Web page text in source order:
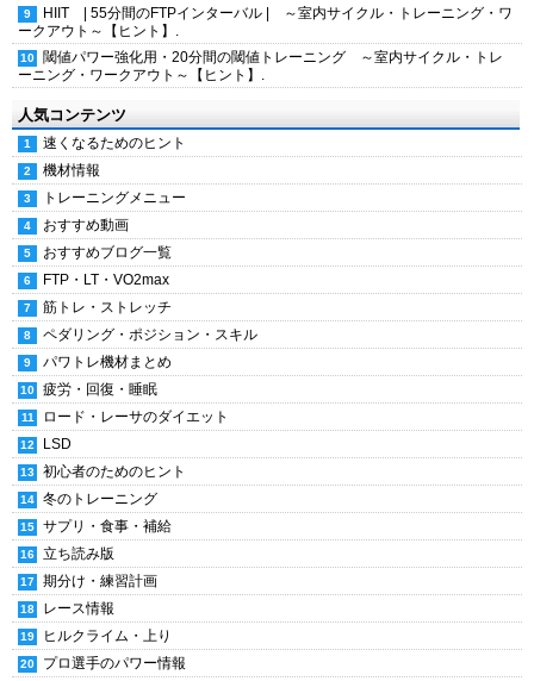
HIIT | 55分間のFTPインターバル | ～室内サイクル・トレーニング・ワ
ークアウト～【ヒント】.
閾値パワー強化用・20分間の閾値トレーニング ～室内サイクル・トレ
ーニング・ワークアウト～【ヒント】.
人気コンテンツ
速くなるためのヒント
機材情報
トレーニングメニュー
おすすめ動画
おすすめブログ一覧
FTP・LT・VO2max
筋トレ・ストレッチ
ペダリング・ポジション・スキル
パワトレ機材まとめ
疲労・回復・睡眠
ロード・レーサのダイエット
LSD
初心者のためのヒント
冬のトレーニング
サプリ・食事・補給
立ち読み版
期分け・練習計画
レース情報
ヒルクライム・上り
プロ選手のパワー情報